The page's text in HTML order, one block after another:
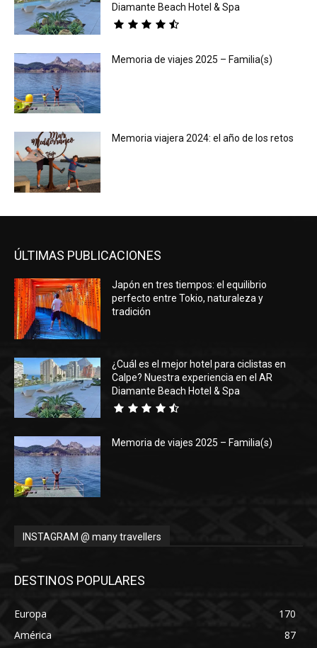
Diamante Beach Hotel & Spa
Memoria de viajes 2025 – Familia(s)
Memoria viajera 2024: el año de los retos
ÚLTIMAS PUBLICACIONES
Japón en tres tiempos: el equilibrio
perfecto entre Tokio, naturaleza y
tradición
¿Cuál es el mejor hotel para ciclistas en
Calpe? Nuestra experiencia en el AR
Diamante Beach Hotel & Spa
Memoria de viajes 2025 – Familia(s)
INSTAGRAM @ many travellers
DESTINOS POPULARES
Europa
170
América
87